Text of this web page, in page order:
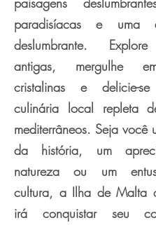
paradisíacas e uma
deslumbrante.
antigas, mergulhe
cristalinas e delicie-
culinária local repleta
mediterrâneos. Seja você
da história, um
natureza ou um
cultura, a Ilha de Malta
irá conquistar seu